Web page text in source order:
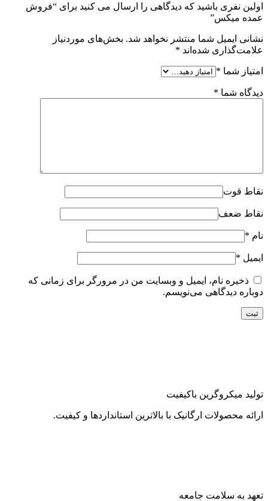
اولین نفری باشید که دیدگاهی را ارسال می کنید برای “فروش
عمده میکس”
نشانی ایمیل شما منتشر نخواهد شد. بخش‌های موردنیاز
علامت‌گذاری شده‌اند *
امتیاز شما *
دیدگاه شما *
نقاط قوت
نقاط ضعف
نام *
ایمیل *
ذخیره نام، ایمیل و وبسایت من در مرورگر برای زمانی که
دوباره دیدگاهی می‌نویسم.
تولید میکروگرین باکیفیت
ارائه محصولات ارگانیک با بالاترین استانداردها و کیفیت.
تعهد به سلامت جامعه